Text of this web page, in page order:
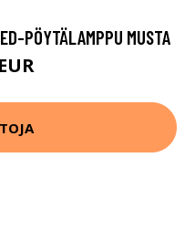
PÖYTÄLAMPPU MUSTA